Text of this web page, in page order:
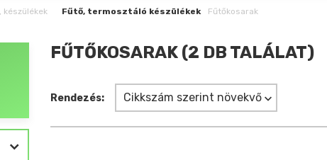
készülékek Fűtő, termosztáló készülékek Fűtőkosarak
FŰTŐKOSARAK (2 DB TALÁLAT)
Rendezés: Cikkszám szerint növekvő